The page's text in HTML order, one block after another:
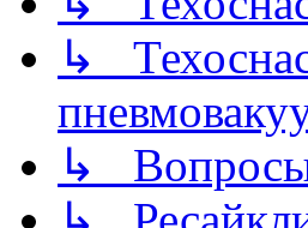
↳
↳ Вопросы